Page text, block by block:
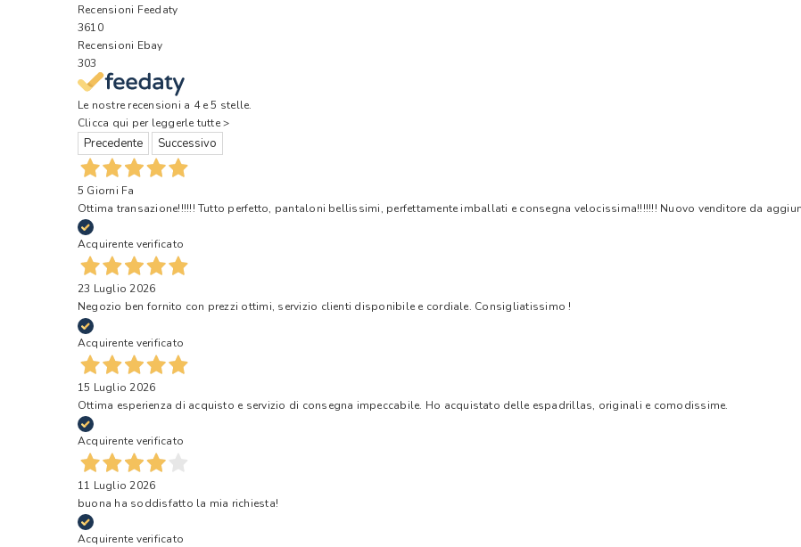
Recensioni Feedaty
3610
Recensioni Ebay
303
Le nostre recensioni a 4 e 5 stelle.
Clicca qui per leggerle tutte >
Precedente Successivo
5 Giorni Fa
Ottima transazione!!!!!! Tutto perfetto, pantaloni bellissimi, perfettamente imballati e consegna velocissima!!!!!!! Nuovo venditore da
Acquirente verificato
23 Luglio 2026
Negozio ben fornito con prezzi ottimi, servizio clienti disponibile e cordiale. Consigliatissimo !
Acquirente verificato
15 Luglio 2026
Ottima esperienza di acquisto e servizio di consegna impeccabile. Ho acquistato delle espadrillas, originali e comodissime.
Acquirente verificato
11 Luglio 2026
buona ha soddisfatto la mia richiesta!
Acquirente verificato